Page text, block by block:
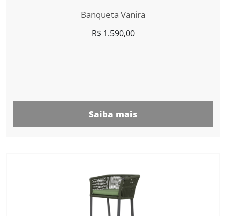
Banqueta Vanira
R$ 1.590,00
Saiba mais